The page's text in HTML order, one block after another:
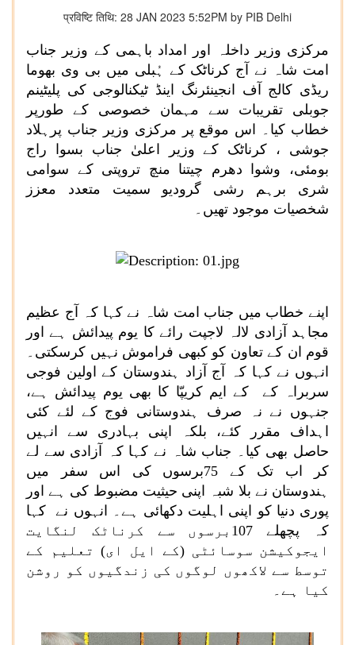
प्रविष्टि तिथि: 28 JAN 2023 5:52PM by PIB Delhi
مرکزی وزیر داخلہ اور امداد باہمی کے وزیر جناب
امت شاہ نے آج کرناٹک کے ہُبلی میں بی وی بھوما
ریڈی کالج آف انجینئرنگ اینڈ ٹیکنالوجی کی پلیٹینم
جوبلی تقریبات سے مہمان خصوصی کے طورپر
خطاب کیا۔ اس موقع پر مرکزی وزیر جناب پرہلاد
جوشی ، کرناٹک کے وزیر اعلیٰ جناب بسوا راج
بومئی، وشوا دھرم چیتنا منچ تروپتی کے سوامی
شری برہم رشی گرودیو سمیت متعدد معزز
شخصیات موجود تھیں۔
اپنے خطاب میں جناب امت شاہ نے کہا کہ آج عظیم
مجاہد آزادی لالہ لاجپت رائے کا یوم پیدائش ہے اور
قوم ان کے تعاون کو کبھی فراموش نہیں کرسکتی۔
انہوں نے کہا کہ آج آزاد ہندوستان کے اولین فوجی
سربراہ کے کے ایم کریپّا کا بھی یوم پیدائش ہے،
جنہوں نے نہ صرف ہندوستانی فوج کے لئے کئی
اہداف مقرر کئے، بلکہ اپنی بہادری سے انہیں
حاصل بھی کیا۔ جناب شاہ نے کہا کہ آزادی سے لے
کر اب تک کے 75برسوں کی اس سفر میں
ہندوستان نے بلا شبہ اپنی حیثیت مضبوط کی ہے اور
پوری دنیا کو اپنی اہلیت دکھائی ہے۔ انہوں نے کہا
کہ پچھلے 107برسوں سے کرناٹک لنگایت
ایجوکیشن سوسائٹی (کے ایل ای) تعلیم کے
توسط سے لاکھوں لوگوں کی زندگیوں کو روشن
کیا ہے۔